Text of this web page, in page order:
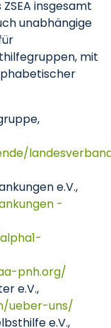
insgesamt
unabhängige
mit
e.V.,
-
pnh.org/
e.V.,
ueber-uns/
e.V.,